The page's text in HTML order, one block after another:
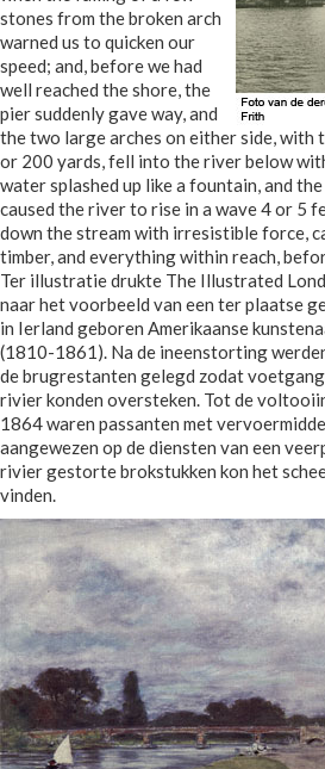
stones from the broken arch
warned us to quicken our
speed; and, before we had
well reached the shore, the
pier suddenly gave way, and
the two large arches on either side, with
or 200 yards, fell into the river below
water splashed up like a fountain, and
caused the river to rise in a wave 4 or 5
down the stream with irresistible force,
timber, and everything within reach,
Ter illustratie drukte The Illustrated
naar het voorbeeld van een ter plaatse
in Ierland geboren Amerikaanse
(1810-1861). Na de ineenstorting
de brugrestanten gelegd zodat
rivier konden oversteken. Tot de
1864 waren passanten met
aangewezen op de diensten van een
rivier gestorte brokstukken kon het
vinden.